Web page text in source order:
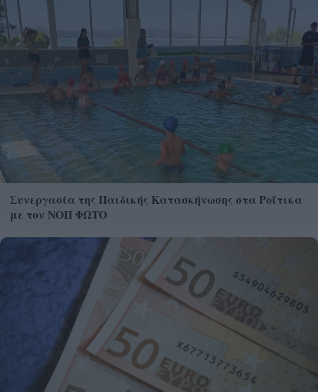
Συνεργασία της Παιδικής Κατασκήνωσης στα Ροΐτικα
με τον ΝΟΠ ΦΩΤΟ